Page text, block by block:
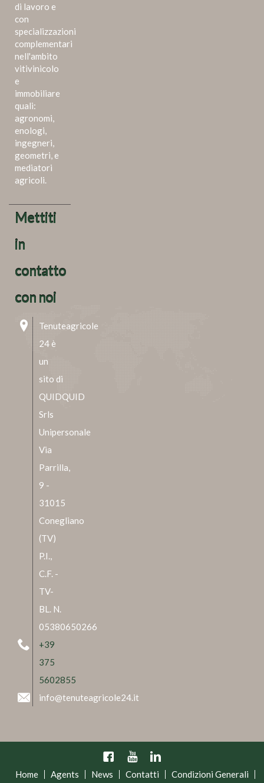
di lavoro e
con
specializzazioni
complementari
nell'ambito
vitivinicolo
e
immobiliare
quali:
agronomi,
enologi,
ingegneri,
geometri, e
mediatori
agricoli.
Mettiti
in
contatto
con noi
Tenuteagricole
24 è
un
sito di
QUIDQUID
Srls
Unipersonale
Via
Parrilla,
9 -
31015
Conegliano
(TV)
P.I.,
C.F. -
TV-
BL. N.
05380650266
+39
375
5602855
info@tenuteagricole24.it
Facebook
YouTubeLinkedin
Home Agents News Contatti
Condizioni Generali